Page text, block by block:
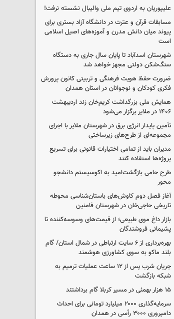
علیپوریان به اردوی تیم ملی والیبال نشسته نرفت!
مسابقات قرآن و عترت در دانشگاه آزاد بستری برای
پیوند میان دانش مدرن و آموزه‌های اصیل اسلامی
است
شهرستان اسدآباد تا پایان سال جاری به دستگاه
سنگ‌شکن دولتی مجهز خواهد شد
ضرورت حفظ هویت فرهنگی و تربیتی کانون پرورش
فکری کودکان و نوجوانان در استان همدان
همایش ملی بزرگداشت کریم‌خان زند اردیبهشت
۱۴۰۶ در ملایر برگزار می‌شود
تأمین پایدار انرژی برق در شهرستان ملایر با اجرای
مجموعه‌ای از طرح‌های زیرساختی
مدیران باید از تمامی اختیارات قانونی برای تسریع
پروژه‌ها استفاده کنند
طرح حامی بازگشت‌امید به اکوسیستم دانشجو
محور
آغاز فصل دوم کاوش‌های باستان‌شناسی محوطه
تاریخی حاجی‌خان در شهرستان فامنین
بازار داغ موی طبیعی؛ از قیمت‌های وسوسه‌کننده تا
پشیمانی فروشندگان
بهره‌برداری از ۶ سایت ارتباطی در شمال استان/ گام
بلند ماکو به سوی کشاورزی هوشمند
جریان شرب پس از ۱۲ ساعت عملیات ترمیم به
شبکه بازگشت
۱۵ هزار بهمئی در مسیر کربلا گام برداشتند
سرمایه‌گذاری ۲۰۰۰ میلیارد تومانی برای احداث
دامپروری ۳۰۰۰ رأسی در همدان